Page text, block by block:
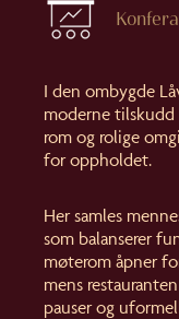
I den ombygde
moderne
rom og rolige
for oppholdet.
Her samles
som balanserer
møterom åpner
mens
pauser og